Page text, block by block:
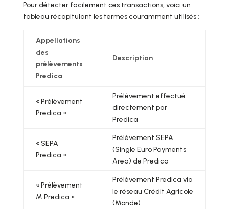
Pour détecter facilement ces transactions, voici un
tableau récapitulant les termes couramment utilisés :
Appellations
des
prélèvements
Predica
Description
« Prélèvement
Predica »
Prélèvement effectué
directement par
Predica
« SEPA
Predica »
Prélèvement SEPA
(Single Euro Payments
Area) de Predica
« Prélèvement
M Predica »
Prélèvement Predica via
le réseau Crédit Agricole
(Monde)